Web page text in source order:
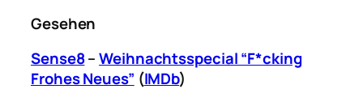
Gesehen
Sense8–Weihnachtsspecial “F*cking
Frohes Neues” (IMDb)